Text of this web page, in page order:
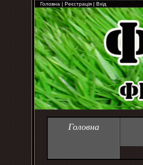
Головна | Реєстрація | Вхід
Головна